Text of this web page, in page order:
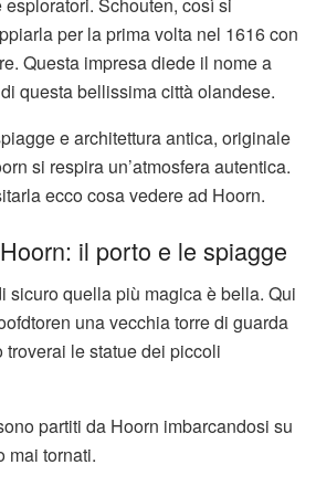
Schouten, così si
per la prima volta nel 1616 con
Questa impresa diede il nome a
questa bellissima città olandese.
e architettura antica, originale
si respira un’atmosfera autentica.
ecco cosa vedere ad Hoorn.
il porto e le spiagge
sicuro quella più magica è bella. Qui
una vecchia torre di guarda
le statue dei piccoli
partiti da Hoorn imbarcandosi su
mai tornati.